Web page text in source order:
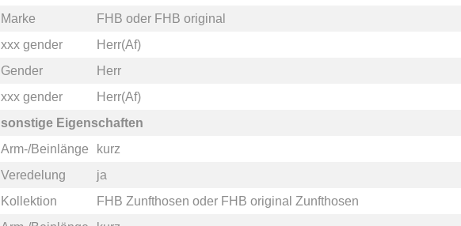
Marke
FHB oder FHB original
xxx gender
Herr(Af)
Gender
Herr
xxx gender
Herr(Af)
sonstige Eigenschaften
Arm-/Beinlänge
kurz
Veredelung
ja
Kollektion
FHB Zunfthosen oder FHB original Zunfthosen